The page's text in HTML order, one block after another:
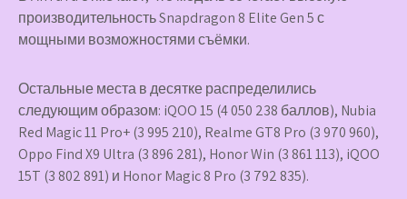
производительность Snapdragon 8 Elite Gen 5 с
мощными возможностями съёмки.
Остальные места в десятке распределились
следующим образом: iQOO 15 (4 050 238 баллов), Nubia
Red Magic 11 Pro+ (3 995 210), Realme GT8 Pro (3 970 960),
Oppo Find X9 Ultra (3 896 281), Honor Win (3 861 113), iQOO
15T (3 802 891) и Honor Magic 8 Pro (3 792 835).